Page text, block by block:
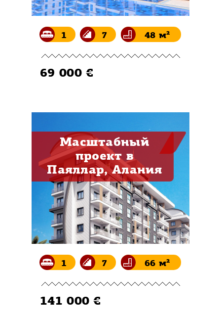
1 7 48 м²
69 000 €
Масштабный
проект в
Паяллар, Алания
1 7 66 м²
141 000 €